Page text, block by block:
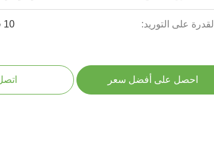
القدرة على التوريد: 10 قطع / أسبوع
احصل على أفضل سعر